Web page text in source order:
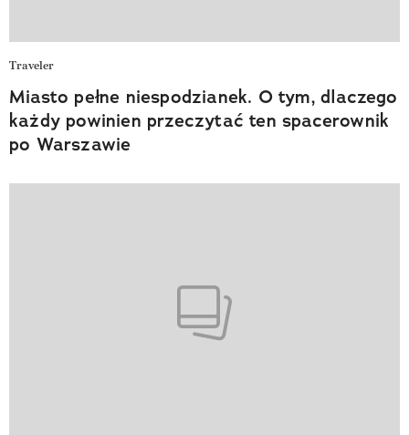
Traveler
Miasto pełne niespodzianek. O tym, dlaczego
każdy powinien przeczytać ten spacerownik
po Warszawie